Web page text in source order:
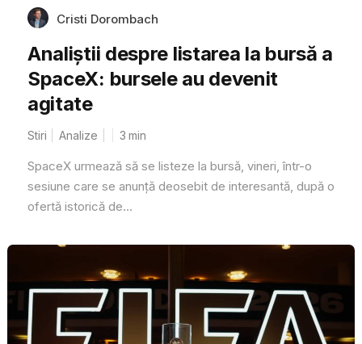
Cristi Dorombach
Analiștii despre listarea la bursă a
SpaceX: bursele au devenit
agitate
Stiri Analize 3 min
SpaceX urmează să se listeze la bursă, vineri, într-o
sesiune care se anunță deosebit de interesantă, după o
ofertă istorică de...